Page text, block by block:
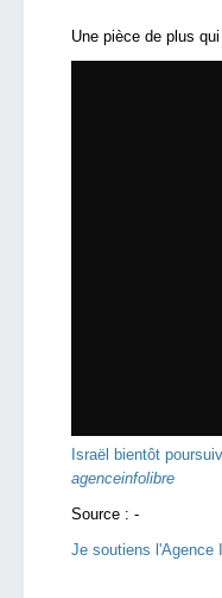
Une pièce de plus
Israël bientôt
agenceinfolibre
Source : -
Je soutiens l'Agence